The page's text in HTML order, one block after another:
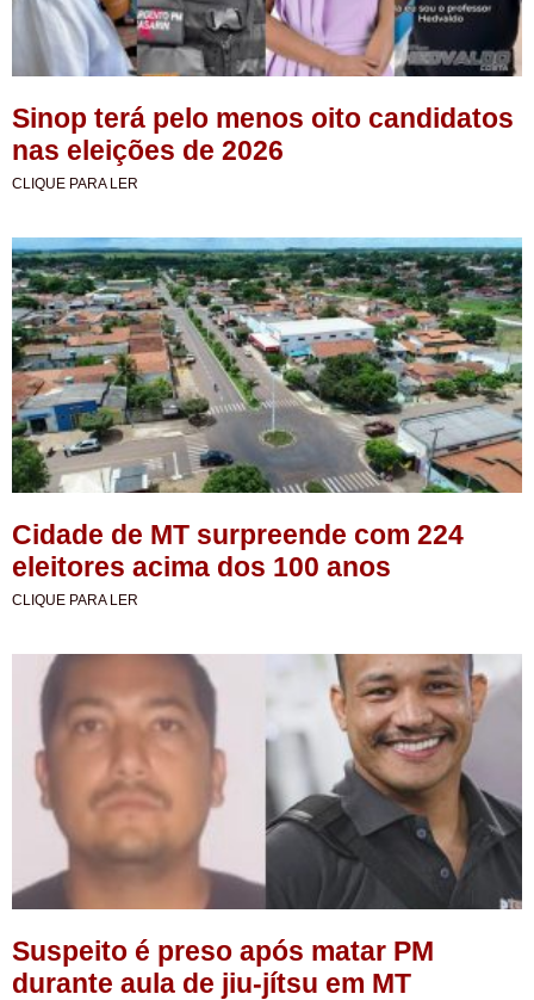
Sinop terá pelo menos oito candidatos
nas eleições de 2026
CLIQUE PARA LER
Cidade de MT surpreende com 224
eleitores acima dos 100 anos
CLIQUE PARA LER
Suspeito é preso após matar PM
durante aula de jiu-jítsu em MT